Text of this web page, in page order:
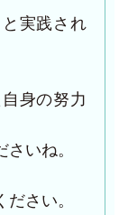
実践され
身の努力
いね。
さい。